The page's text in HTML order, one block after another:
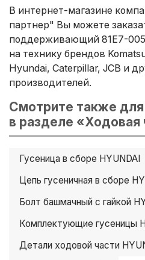
В интернет-магазине
партнер" Вы можете
поддерживающий 81E7-
на технику брендов
Hyundai, Caterpillar, JCB и
производителей.
Смотрите также для
в разделе «Ходовая
Гусеница в сборе HYUNDAI
Цепь гусеничная в сборе
Болт башмачный с гайкой
Комплектующие гусеницы
Детали ходовой части